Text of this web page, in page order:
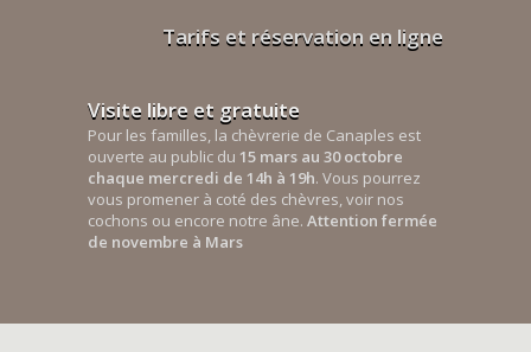
Tarifs et réservation en ligne
Visite libre et gratuite
Pour les familles, la chèvrerie de Canaples est
ouverte au public du 15 mars au 30 octobre
chaque mercredi de 14h à 19h. Vous pourrez
vous promener à coté des chèvres, voir nos
cochons ou encore notre âne. Attention fermée
de novembre à Mars